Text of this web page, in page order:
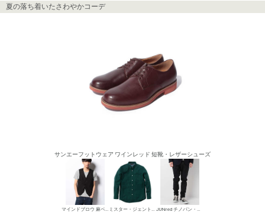
夏の落ち着いたさわやかコーデ
サンエーフットウェア ワインレッド 短靴・レザーシューズ
マインドブロウ 麻ベスト ミスター・ジェントルマン シャツ JUNred チノパン・綿パン